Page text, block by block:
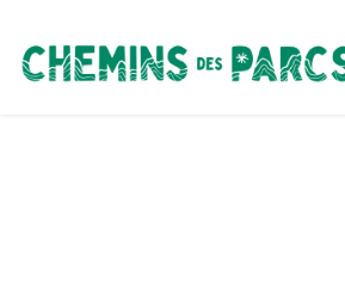
Chemins des Parcs